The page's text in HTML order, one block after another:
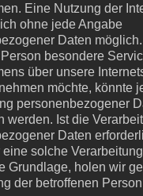
Richtigkeit Ihrer bei uns
Daten bestreiten,
um dies zu überprüfen. Für
Recht, die
Daten zu
Ihrer
geschah/geschieht,
Einschränkung der
personenbezogenen
sie jedoch zur Ausübung,
Eine Nutzung der
ohne jede Angabe
Daten
besondere
über unsere
möchte, könnte
personenbezogener
werden. Ist die
Daten
eine solche
Grundlage, holen wir
der betroffenen